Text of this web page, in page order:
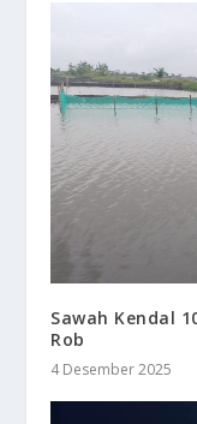
Sawah Kendal
Rob
4 Desember 2025